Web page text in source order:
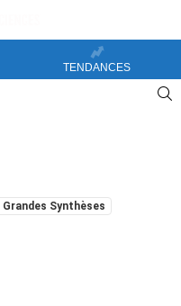
TENDANCES
Grandes Synthèses